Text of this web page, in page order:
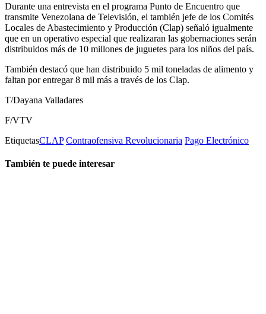
Durante una entrevista en el programa Punto de Encuentro que
transmite Venezolana de Televisión, el también jefe de los Comités
Locales de Abastecimiento y Producción (Clap) señaló igualmente
que en un operativo especial que realizaran las gobernaciones serán
distribuidos más de 10 millones de juguetes para los niños del país.
También destacó que han distribuido 5 mil toneladas de alimento y
faltan por entregar 8 mil más a través de los Clap.
T/Dayana Valladares
F/VTV
EtiquetasCLAP Contraofensiva Revolucionaria Pago Electrónico
También te puede interesar